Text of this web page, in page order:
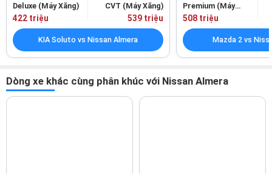
Deluxe (Máy Xăng)
422 triệu
CVT (Máy Xăng)
539 triệu
KIA Soluto vs Nissan Almera
Premium (Máy
xăng)
508 triệu
Mazda 2 vs
Dòng xe khác cùng phân khúc với Nissan Almera